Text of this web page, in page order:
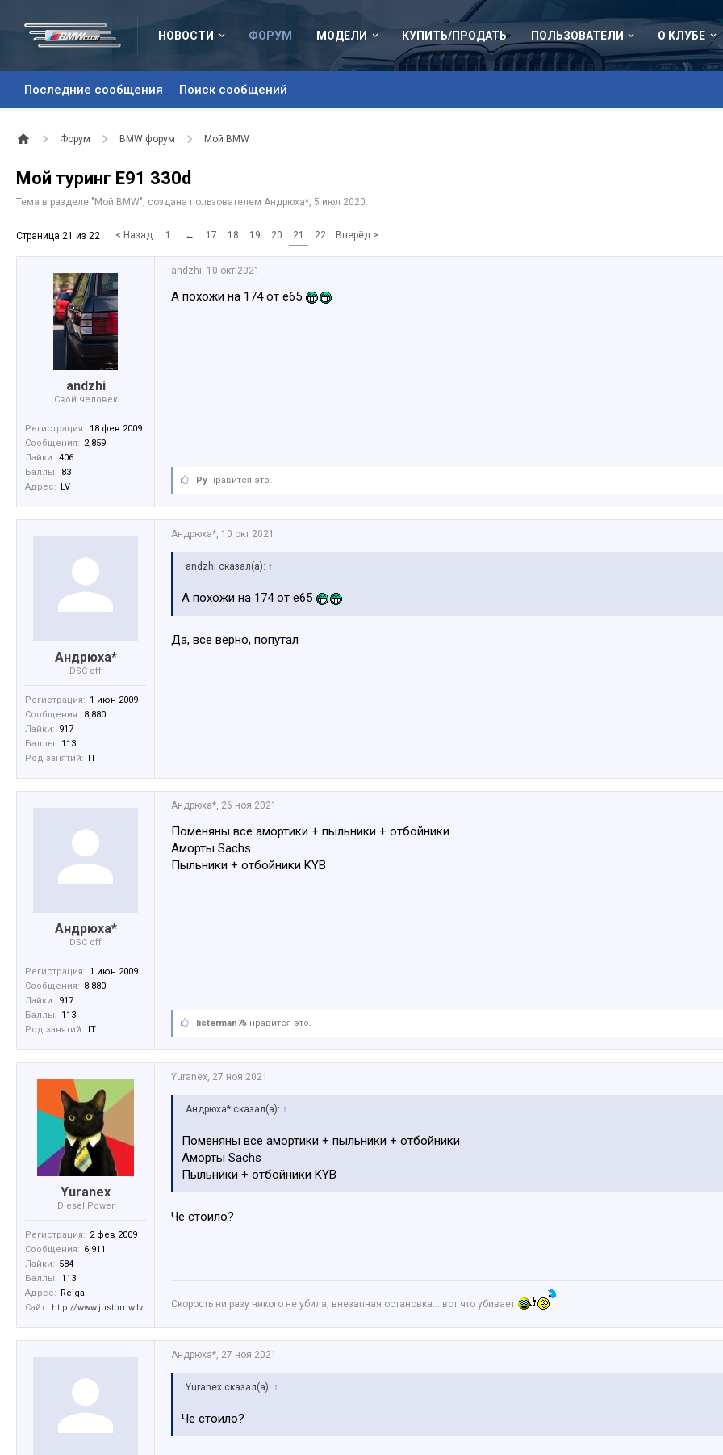
НОВОСТИ ФОРУМ
Последние сообщения Поиск сообщений
МОДЕЛИ КУПИТЬ/ПРОДАТЬ ПОЛЬЗОВАТЕЛИ О КЛУБЕ
Форум BMW форум Мой BMW
Мой туринг E91 330d
Тема в разделе " Мой BMW", создана пользователем Андрюха*, 5 июл 2020.
Страница 21 из 22 < Назад 1 ← 17 18 19 20 21 22 Вперёд >
аndzhi
Свой человек
Регистрация: 18 фев 2009
Сообщения: 2,859
Лайки: 406
Баллы: 83
Адрес: LV
аndzhi, 10 окт 2021
А похожи на 174 от е65
Ру нравится это.
Андрюха*
DSC off
Регистрация: 1 июн 2009
Сообщения: 8,880
Лайки: 917
Баллы: 113
Род занятий: IT
Андрюха*, 10 окт 2021
аndzhi сказал(а): ↑
А похожи на 174 от е65
Да, все верно, попутал
Андрюха*
DSC off
Регистрация: 1 июн 2009
Сообщения: 8,880
Лайки: 917
Баллы: 113
Род занятий: IT
Андрюха*, 26 ноя 2021
Поменяны все амортики + пыльники + отбойники
Аморты Sachs
Пыльники + отбойники KYB
listerman75 нравится это.
Yuranex
Diesel Power
Регистрация: 2 фев 2009
Сообщения: 6,911
Лайки: 584
Баллы: 113
Адрес: Reiga
Сайт: http://www.justbmw.lv
Yuranex, 27 ноя 2021
Андрюха* сказал(а): ↑
Поменяны все амортики + пыльники + отбойники
Аморты Sachs
Пыльники + отбойники KYB
Че стоило?
Скорость ни разу никого не убила, внезапная остановка… вот что убивает
Андрюха*, 27 ноя 2021
Yuranex сказал(а): ↑
Че стоило?